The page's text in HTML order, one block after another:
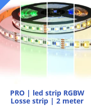
PRO | led strip RGBW
Losse strip | 2 meter